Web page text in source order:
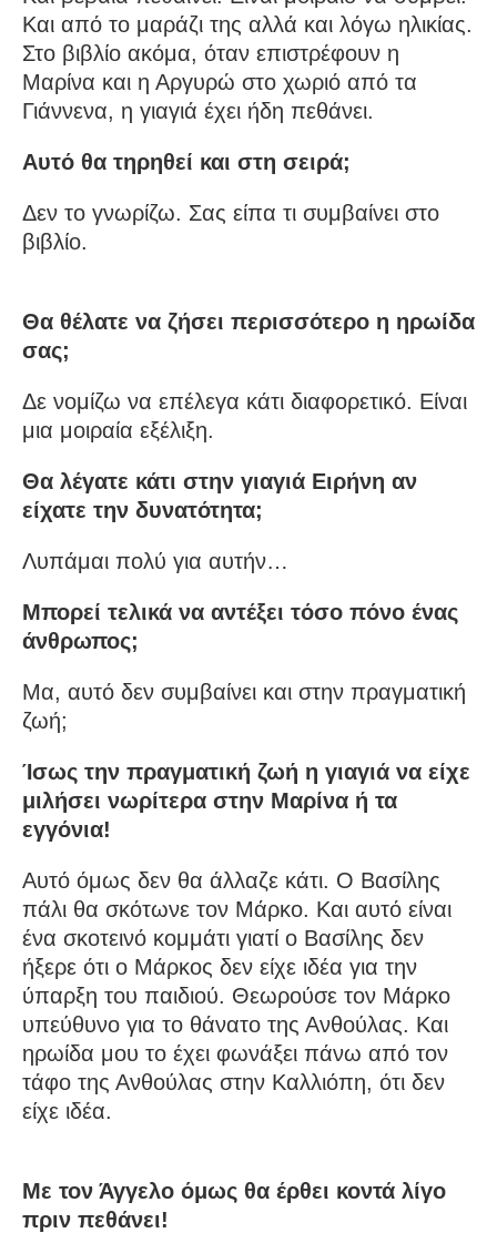
Και από το μαράζι της αλλά και λόγω ηλικίας.
Στο βιβλίο ακόμα, όταν επιστρέφουν η
Μαρίνα και η Αργυρώ στο χωριό από τα
Γιάννενα, η γιαγιά έχει ήδη πεθάνει.
Αυτό θα τηρηθεί και στη σειρά;
Δεν το γνωρίζω. Σας είπα τι συμβαίνει στο
βιβλίο.
Θα θέλατε να ζήσει περισσότερο η ηρωίδα
σας;
Δε νομίζω να επέλεγα κάτι διαφορετικό. Είναι
μια μοιραία εξέλιξη.
Θα λέγατε κάτι στην γιαγιά Ειρήνη αν
είχατε την δυνατότητα;
Λυπάμαι πολύ για αυτήν…
Μπορεί τελικά να αντέξει τόσο πόνο ένας
άνθρωπος;
Μα, αυτό δεν συμβαίνει και στην πραγματική
ζωή;
Ίσως την πραγματική ζωή η γιαγιά να είχε
μιλήσει νωρίτερα στην Μαρίνα ή τα
εγγόνια!
Αυτό όμως δεν θα άλλαζε κάτι. Ο Βασίλης
πάλι θα σκότωνε τον Μάρκο. Και αυτό είναι
ένα σκοτεινό κομμάτι γιατί ο Βασίλης δεν
ήξερε ότι ο Μάρκος δεν είχε ιδέα για την
ύπαρξη του παιδιού. Θεωρούσε τον Μάρκο
υπεύθυνο για το θάνατο της Ανθούλας. Και
ηρωίδα μου το έχει φωνάξει πάνω από τον
τάφο της Ανθούλας στην Καλλιόπη, ότι δεν
είχε ιδέα.
Με τον Άγγελο όμως θα έρθει κοντά λίγο
πριν πεθάνει!